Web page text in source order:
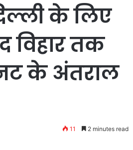
के लिए
तक
के अंतराल
11 2 minutes read